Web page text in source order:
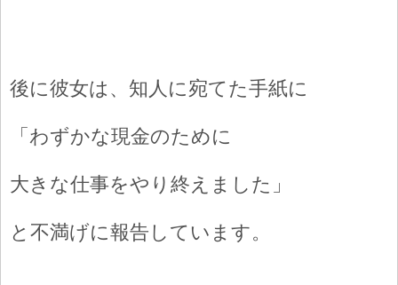
後に彼女は、知人に宛てた手紙に
「わずかな現金のために
大きな仕事をやり終えました」
と不満げに報告しています。